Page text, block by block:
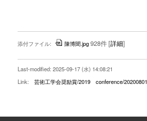
添付ファイル: 陳博聞.jpg928件[詳細]
Last-modified: 2025-09-17 (水) 14:08:21
Link:
芸術工学会奨励賞/2019 conference/20200801